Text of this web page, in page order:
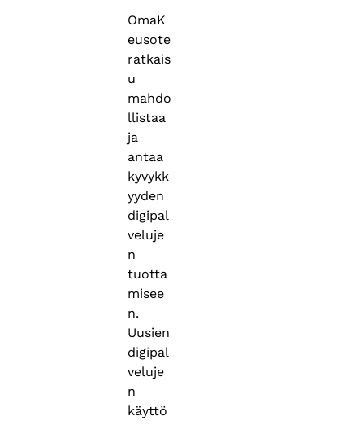
OmaK
eusote
ratkais
u
mahdo
llistaa
ja
antaa
kyvykk
yyden
digipal
veluje
n
tuotta
misee
n.
Uusien
digipal
veluje
n
käyttö